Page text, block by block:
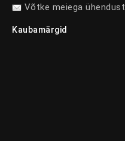
Võtke meiega ühendust
Kaubamärgid